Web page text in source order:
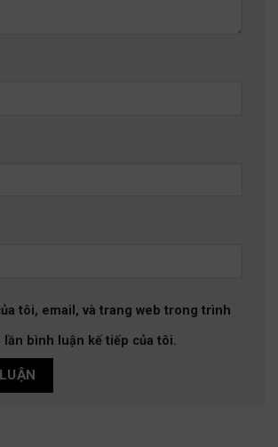
tôi, email, và trang web trong trình
lần bình luận kế tiếp của tôi.